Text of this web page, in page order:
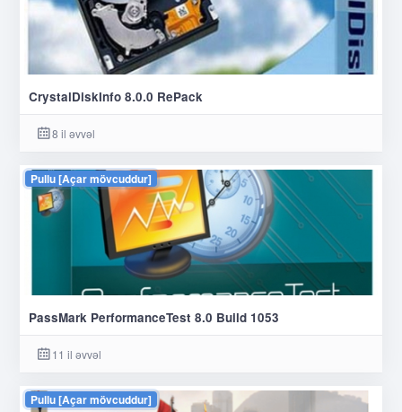
CrystalDiskInfo 8.0.0 RePack
8 il əvvəl
Pullu [Açar mövcuddur]
PassMark PerformanceTest 8.0 Build 1053
11 il əvvəl
Pullu [Açar mövcuddur]